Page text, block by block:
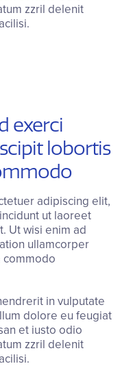
zzril delenit
exerci
lobortis
adipiscing elit,
ut laoreet
Ut wisi enim ad
ullamcorper
commodo
in vulputate
dolore eu feugiat
et iusto odio
zzril delenit